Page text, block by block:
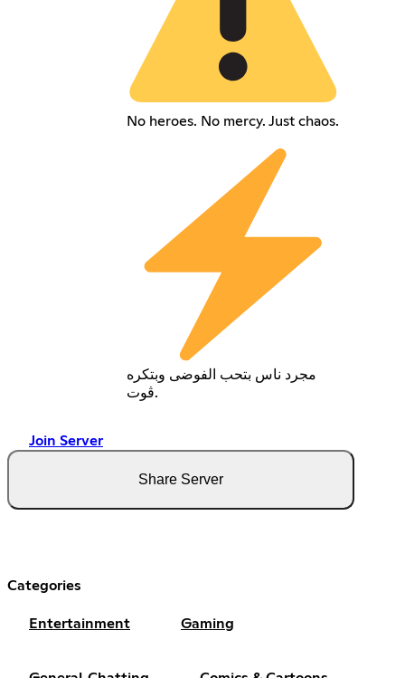
No heroes. No mercy. Just chaos.
مجرد ناس بتحب الفوضى وبتكره
ڤوت.
Join Server
Share Server
Categories
Entertainment Gaming